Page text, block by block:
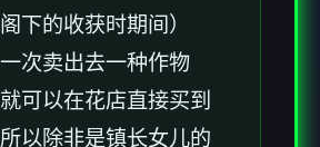
下的收获时期间）
次卖出去一种作物
可以在花店直接买到
以除非是镇长女儿的